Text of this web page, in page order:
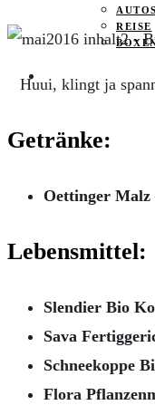
AUTOS
REISE
KIND & KEGEL
Huui, klingt ja
Getränke:
Oettinger Malz
Lebensmittel:
Slendier Bio
Sava
Schneekoppe
Flora